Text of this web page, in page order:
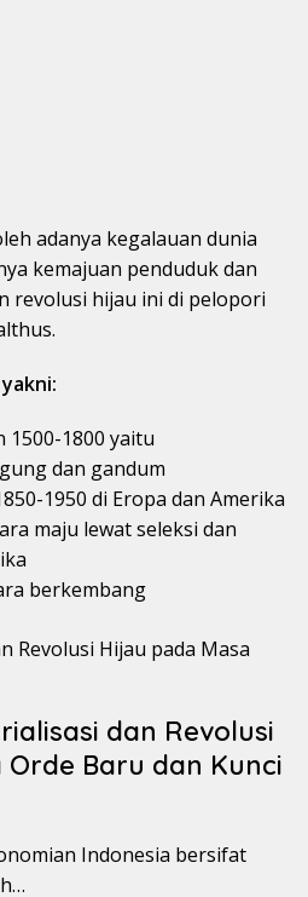
adanya kegalauan dunia
kemajuan penduduk dan
revolusi hijau ini di pelopori
1800 yaitu
dan gandum
1950 di Eropa dan Amerika
maju lewat seleksi dan
berkembang
dan Revolusi
Orde Baru dan Kunci
Indonesia bersifat